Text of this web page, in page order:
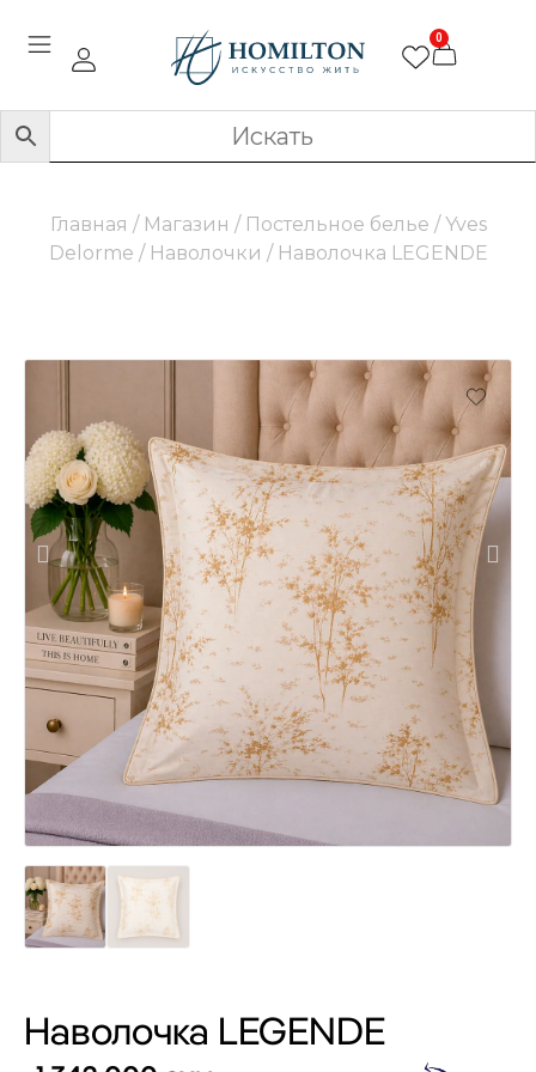
0
Главная / Магазин / Постельное белье / Yves
Delorme / Наволочки / Наволочка LEGENDE
Наволочка LEGENDE